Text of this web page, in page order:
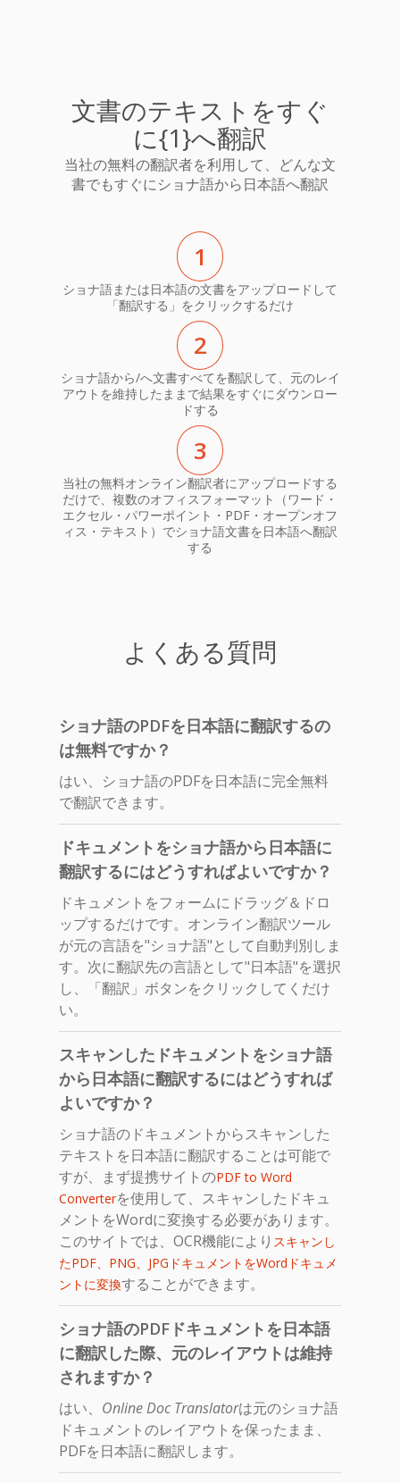
文書のテキストをすぐ
に{1}へ翻訳
当社の無料の翻訳者を利用して、どんな文
書でもすぐにショナ語から日本語へ翻訳
1
ショナ語または日本語の文書をアップロードして
「翻訳する」をクリックするだけ
2
ショナ語から/へ文書すべてを翻訳して、元のレイ
アウトを維持したままで結果をすぐにダウンロー
ドする
3
当社の無料オンライン翻訳者にアップロードする
だけで、複数のオフィスフォーマット（ワード・
エクセル・パワーポイント・PDF・オープンオフ
ィス・テキスト）でショナ語文書を日本語へ翻訳
する
よくある質問
ショナ語のPDFを日本語に翻訳するの
は無料ですか？
はい、ショナ語のPDFを日本語に完全無料
で翻訳できます。
ドキュメントをショナ語から日本語に
翻訳するにはどうすればよいですか？
ドキュメントをフォームにドラッグ＆ドロ
ップするだけです。オンライン翻訳ツール
が元の言語を"ショナ語"として自動判別しま
す。次に翻訳先の言語として"日本語"を選択
し、「翻訳」ボタンをクリックしてくだけ
い。
スキャンしたドキュメントをショナ語
から日本語に翻訳するにはどうすれば
よいですか？
ショナ語のドキュメントからスキャンした
テキストを日本語に翻訳することは可能で
すが、まず提携サイトのPDF to Word
Converterを使用して、スキャンしたドキュ
メントをWordに変換する必要があります。
このサイトでは、OCR機能により スキャンし
たPDF、PNG、JPGドキュメントをWordドキュメ
ントに変換することができます。
ショナ語のPDFドキュメントを日本語
に翻訳した際、元のレイアウトは維持
されますか？
はい、 Online Doc Translatorは元のショナ語
ドキュメントのレイアウトを保ったまま、
PDFを日本語に翻訳します。